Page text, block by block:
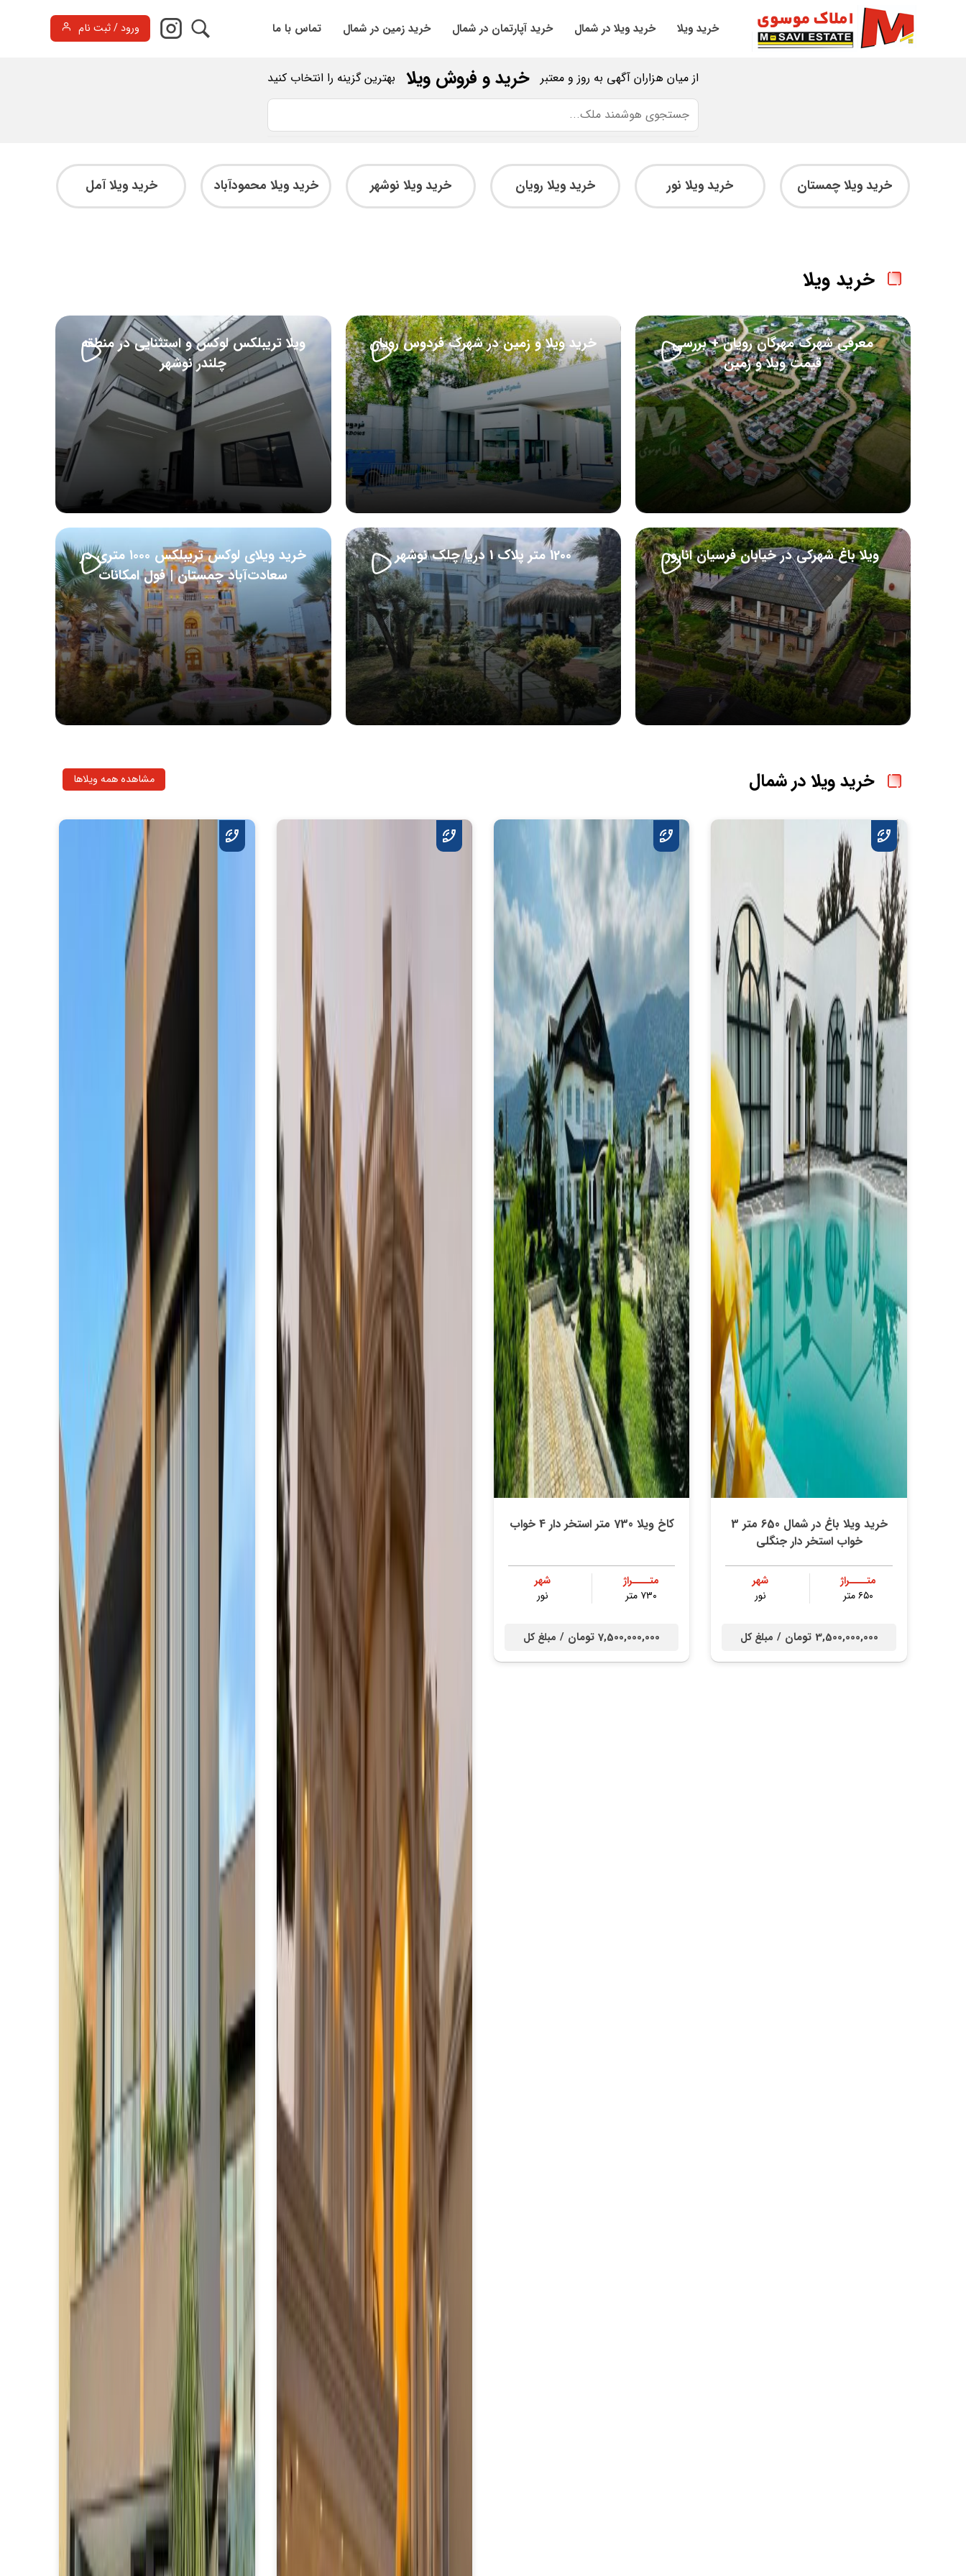
خرید ویلا خرید ویلا در شمال خرید آپارتمان در شمال خرید زمین در شمال تماس با ما ورود / ثبت نام
از میان هزاران آگهی به روز و معتبر خرید و فروش ویلا بهترین گزینه را انتخاب کنید
خرید ویلا چمستان خرید ویلا نور خرید ویلا رویان خرید ویلا نوشهر خرید ویلا محمودآباد خرید ویلا آمل
خرید ویلا
معرفی شهرک مهرگان رویان + بررسی
قیمت ویلا و زمین
خرید ویلا و زمین در شهرک فردوس رویان
ویلا تریبلکس لوکس و استثنایی در منطقه
چلندر نوشهر
ویلا باغ شهرکی در خیابان فرسیان انارور 1200 متر پلاک 1 دریا چلک نوشهر
خرید ویلای لوکس تریبلکس ۱۰۰۰ متری در
سعادت‌آباد چمستان | فول امکانات
خرید ویلا در شمال مشاهده همه ویلاها
خرید ویلا باغ در شمال 650 متر 3
خواب استخر دار جنگلی
متــــراژ
۶۵۰ متر
شهر
نور
3,500,000,000 تومان / مبلغ کل
کاخ ویلا 730 متر استخر دار 4 خواب
متــــراژ
۷۳۰ متر
شهر
نور
7,500,000,000 تومان / مبلغ کل